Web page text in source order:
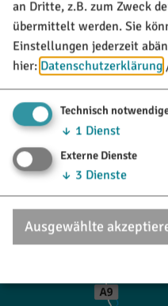
info@titting.de
TOURISTINFO
Marktstraße 21
85135 Titting
08423/9921-28
tourismus@titting.de
an Dritte, z.B. zum Zweck
übermittelt werden. Sie
Einstellungen jederzeit
hier: Datenschutzerklärung
Technisch
↓ 1 Dienst
Externe Dienste
↓ 3 Dienste
Ausgewählte